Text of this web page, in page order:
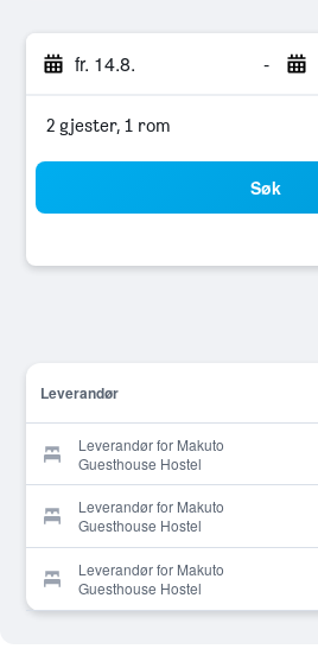
fr. 14.8. -
2 gjester, 1 rom
Søk
Leverandør
Leverandør for Makuto
Guesthouse Hostel
Leverandør for Makuto
Guesthouse Hostel
Leverandør for Makuto
Guesthouse Hostel